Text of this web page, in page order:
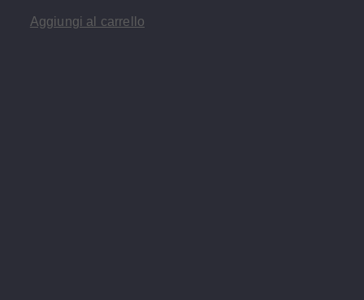
Aggiungi al carrello